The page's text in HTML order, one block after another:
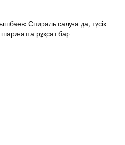
Спираль салуға да, түсік
рұқсат бар